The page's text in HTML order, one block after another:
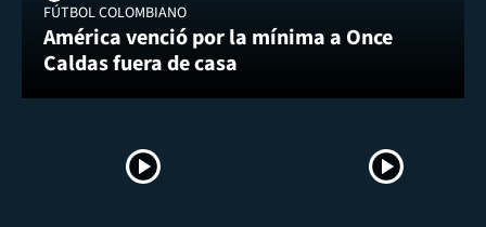
FÚTBOL COLOMBIANO
América venció por la mínima a Once
Caldas fuera de casa